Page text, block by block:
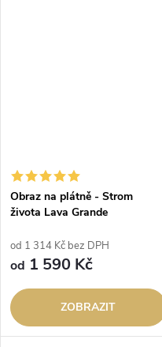
Obraz na plátně - Strom
života Lava Grande
od 1 314 Kč bez DPH
od 1 590 Kč
ZOBRAZIT